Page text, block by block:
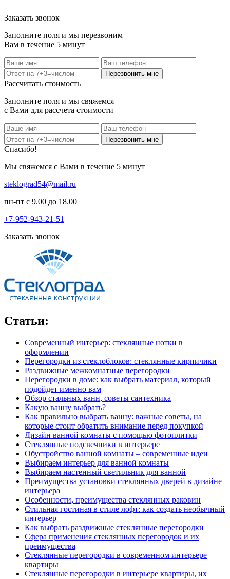
Заказать звонок
Заполните поля и мы перезвоним
Вам в течение 5 минут
Перезвонить мне
Рассчитать стоимость
Заполните поля и мы свяжемся
с Вами для рассчета стоимости
Перезвонить мне
Спасибо!
Мы свяжемся с Вами в течение 5 минут
steklograd54@mail.ru
пн-пт с 9.00 до 18.00
+7-952-943-21-51
Заказать звонок
Статьи:
Современный интерьер: стеклянные нотки в
оформлении
Перегородки из стеклоблоков: стеклянные кирпичики
Раздвижные межкомнатные перегородки
Перегородки в доме: как выбрать материал, который
подойдет именно вам
Обзор стальных ванн, советы сантехника
Какую ванну выбрать?
Как правильно выбрать ванну: важные советы, на
которые стоит обратить внимание перед покупкой
Дизайн ванной комнаты с помощью фотоплитки
Стеклянные подсвечники в интерьере
Обустройство ванной комнаты – современные идеи
Выбираем интерьер для ванной комнаты
Выбираем настенный светильник для ванной
Преимущества установки стеклянных дверей в дизайне
интерьера
Особенности, преимущества стеклянных раковин
Стильная гостиная в стиле лофт: как создать необычный
интерьер
Как выбрать раздвижные стеклянные перегородки
Сфера применения стеклянных перегородок и их
преимущества
Стеклянные перегородки в современном интерьере
квартиры
Стеклянные перегородки в интерьере квартиры, их